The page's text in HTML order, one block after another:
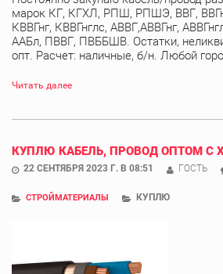
марок КГ, КГХЛ, РПШ, РПШЭ, ВВГ,
КВВГнг, КВВГнглс, АВВГ,АВВГнг,
ААБл, ПВВГ, ПВББШВ. Остатки,
опт. Расчет: наличные, б/н. Любой горо
Читать далее
КУПЛЮ КАБЕЛЬ, ПРОВОД ОПТОМ С
22 СЕНТЯБРЯ 2023 Г. В 08:51 ГОСТЬ
СТРОЙМАТЕРИАЛЫ КУПЛЮ